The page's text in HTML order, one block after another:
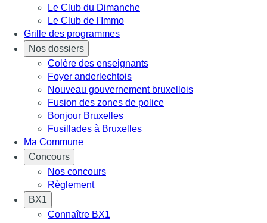
Le Club du Dimanche
Le Club de l'Immo
Grille des programmes
Nos dossiers
Colère des enseignants
Foyer anderlechtois
Nouveau gouvernement bruxellois
Fusion des zones de police
Bonjour Bruxelles
Fusillades à Bruxelles
Ma Commune
Concours
Nos concours
Règlement
BX1
Connaître BX1